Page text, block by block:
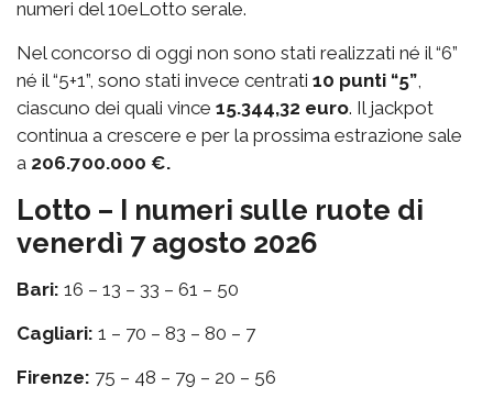
numeri del 10eLotto serale.
Nel concorso di oggi non sono stati realizzati né il “6”
né il “5+1”, sono stati invece centrati 10 punti “5”,
ciascuno dei quali vince 15.344,32 euro. Il jackpot
continua a crescere e per la prossima estrazione sale
a 206.700.000 €.
Lotto – I numeri sulle ruote di
venerdì 7 agosto 2026
Bari: 16 – 13 – 33 – 61 – 50
Cagliari: 1 – 70 – 83 – 80 – 7
Firenze: 75 – 48 – 79 – 20 – 56